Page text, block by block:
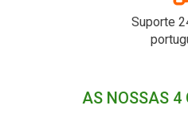
Suporte
AS NOSSAS